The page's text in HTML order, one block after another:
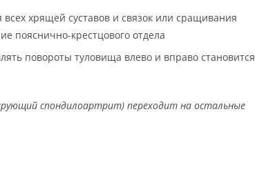
хрящей суставов и связок или сращивания
пояснично-крестцового отдела
повороты туловища влево и вправо становится
спондилоартрит) переходит на остальные